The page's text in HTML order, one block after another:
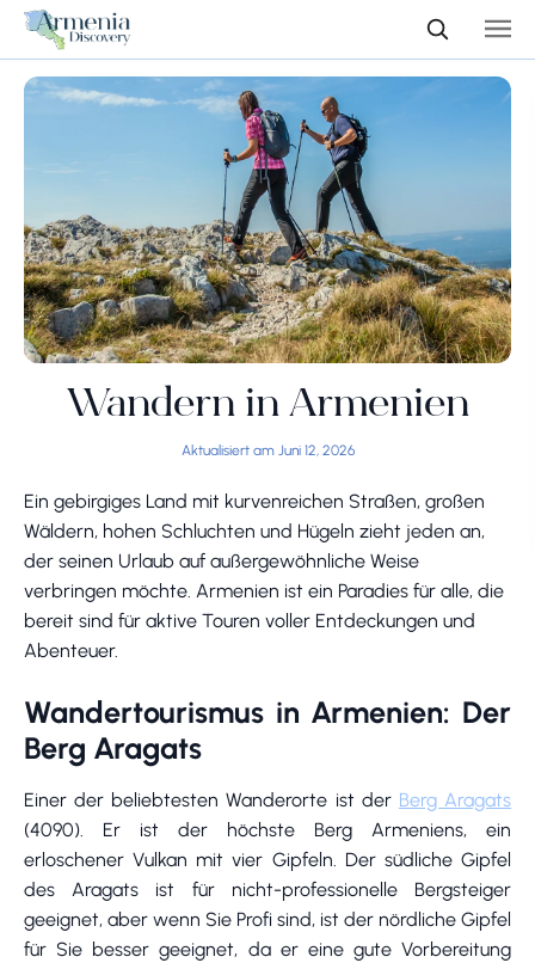
Wandern in Armenien
Aktualisiert am Juni 12, 2026
Ein gebirgiges Land mit kurvenreichen Straßen, großen
Wäldern, hohen Schluchten und Hügeln zieht jeden an,
der seinen Urlaub auf außergewöhnliche Weise
verbringen möchte. Armenien ist ein Paradies für alle, die
bereit sind für aktive Touren voller Entdeckungen und
Abenteuer.
Wandertourismus in Armenien: Der
Berg Aragats
Einer der beliebtesten Wanderorte ist der Berg Aragats
(4090). Er ist der höchste Berg Armeniens, ein
erloschener Vulkan mit vier Gipfeln. Der südliche Gipfel
des Aragats ist für nicht-professionelle Bergsteiger
geeignet, aber wenn Sie Profi sind, ist der nördliche Gipfel
für Sie besser geeignet, da er eine gute Vorbereitung